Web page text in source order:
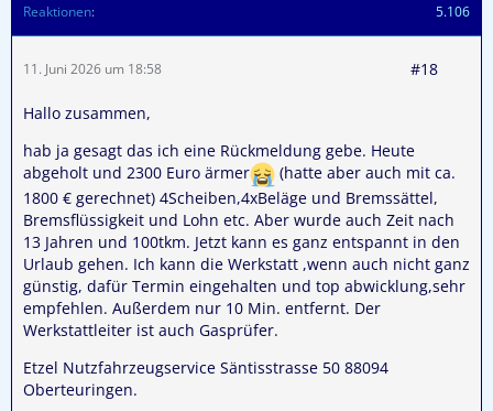
Reaktionen 5.106
11. Juni 2026 um 18:58 #18
Hallo zusammen,
hab ja gesagt das ich eine Rückmeldung gebe. Heute
abgeholt und 2300 Euro ärmer
(hatte aber auch mit ca.
1800 € gerechnet) 4Scheiben,4xBeläge und Bremssättel,
Bremsflüssigkeit und Lohn etc. Aber wurde auch Zeit nach
13 Jahren und 100tkm. Jetzt kann es ganz entspannt in den
Urlaub gehen. Ich kann die Werkstatt ,wenn auch nicht ganz
günstig, dafür Termin eingehalten und top abwicklung,sehr
empfehlen. Außerdem nur 10 Min. entfernt. Der
Werkstattleiter ist auch Gasprüfer.
Etzel Nutzfahrzeugservice Säntisstrasse 50 88094
Oberteuringen.